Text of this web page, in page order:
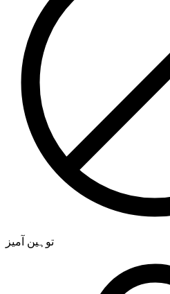
توہین آمیز